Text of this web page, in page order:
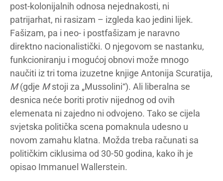
post-kolonijalnih odnosa nejednakosti, ni
patrijarhat, ni rasizam – izgleda kao jedini lijek.
Fašizam, pa i neo- i postfašizam je naravno
direktno nacionalistički. O njegovom se nastanku,
funkcioniranju i mogućoj obnovi može mnogo
naučiti iz tri toma izuzetne knjige Antonija Scuratija,
M(gdje Mstoji za „Mussolini“). Ali liberalna se
desnica neće boriti protiv nijednog od ovih
elemenata ni zajedno ni odvojeno. Tako se cijela
svjetska politička scena pomaknula udesno u
novom zamahu klatna. Možda treba računati sa
političkim ciklusima od 30-50 godina, kako ih je
opisao Immanuel Wallerstein.